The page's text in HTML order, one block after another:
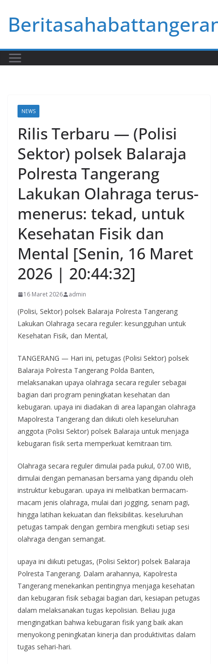
content
NEWS
Rilis Terbaru — (Polisi
Sektor) polsek Balaraja
Polresta Tangerang
Lakukan Olahraga terus-
menerus: tekad, untuk
Kesehatan Fisik dan
Mental [Senin, 16 Maret
2026 | 20:44:32]
16 Maret 2026 admin
(Polisi, Sektor) polsek Balaraja Polresta Tangerang
Lakukan Olahraga secara reguler: kesungguhan untuk
Kesehatan Fisik, dan Mental,
TANGERANG — Hari ini, petugas (Polisi Sektor) polsek
Balaraja Polresta Tangerang Polda Banten,
melaksanakan upaya olahraga secara reguler sebagai
bagian dari program peningkatan kesehatan dan
kebugaran. upaya ini diadakan di area lapangan olahraga
Mapolresta Tangerang dan diikuti oleh keseluruhan
anggota (Polisi Sektor) polsek Balaraja untuk menjaga
kebugaran fisik serta memperkuat kemitraan tim.
Olahraga secara reguler dimulai pada pukul, 07.00 WIB,
dimulai dengan pemanasan bersama yang dipandu oleh
instruktur kebugaran. upaya ini melibatkan bermacam-
macam jenis olahraga, mulai dari jogging, senam pagi,
hingga latihan kekuatan dan fleksibilitas. keseluruhan
petugas tampak dengan gembira mengikuti setiap sesi
olahraga dengan semangat.
upaya ini diikuti petugas, (Polisi Sektor) polsek Balaraja
Polresta Tangerang. Dalam arahannya, Kapolresta
Tangerang menekankan pentingnya menjaga kesehatan
dan kebugaran fisik sebagai bagian dari, kesiapan petugas
dalam melaksanakan tugas kepolisian. Beliau juga
mengingatkan bahwa kebugaran fisik yang baik akan
menyokong peningkatan kinerja dan produktivitas dalam
tugas sehari-hari.